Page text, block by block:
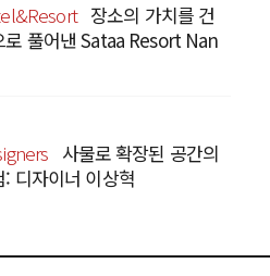
장소의 가치를 건
로 풀어낸 Sataa Resort Nan
사물로 확장된 공간의
: 디자이너 이상혁